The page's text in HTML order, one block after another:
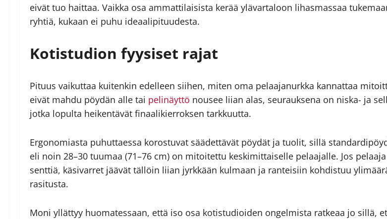
eivät tuo haittaa. Vaikka osa ammattilaisista kerää ylä­vartaloon lihasmassaa
ryhtiä, kukaan ei puhu ideaalipituudesta.
Kotistudion fyysiset rajat
Pituus vaikuttaa kuitenkin edelleen siihen, miten oma pelaaja­nurkka kannattaa
eivät mahdu pöydän alle tai pelinäyttö nousee liian alas, seurauksena on niska- ja
jotka lopulta heikentävät finaalikierroksen tarkkuutta.
Ergonomiasta puhuttaessa korostuvat säädettävät pöydät ja tuolit, sillä
eli noin 28–30 tuumaa (71–76 cm) on mitoitet­tu keskimittaiselle pelaajalle. Jos
senttiä, käsivarret jäävät tällöin liian jyrkkään kulmaan ja ranteisiin kohdistuu
rasitusta.
Moni yllättyy huomatessaan, että iso osa kotistudioiden ongelmista ratkeaa jo sillä,